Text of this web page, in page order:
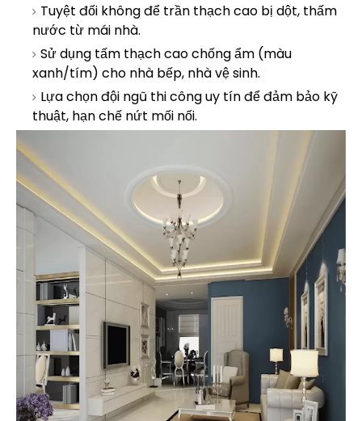
Tuyệt đối không để trần thạch cao bị dột, thấm
nước từ mái nhà.
Sử dụng tấm thạch cao chống ẩm (màu
xanh/tím) cho nhà bếp, nhà vệ sinh.
Lựa chọn đội ngũ thi công uy tín để đảm bảo kỹ
thuật, hạn chế nứt mối nối.